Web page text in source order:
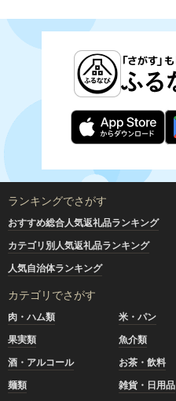
ランキングでさがす
おすすめ総合人気返礼品ランキング
カテゴリ別人気返礼品ランキング
人気自治体ランキング
カテゴリでさがす
肉・ハム類 米・パン
果実類
魚介類
酒・アルコール
お茶・飲料
麺類
雑貨・日用品